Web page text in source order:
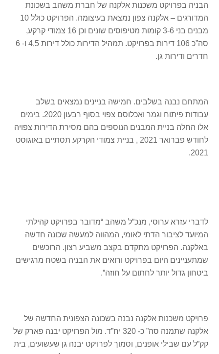
הבניה בפרויקט משכנות אלקנה של חברת משהב בשכונת
המדורגים – אלקנה צפון נמצאת בעיצומה. הפרויקט כולל 10
מבנים בני 3-6 קומות מטיפוסים שונים וכן 16 צמודי קרקע,
סה”כ 106 דירות בפרויקט. תמהיל הדירות כולל דירות 4,5 ו- 6
חדרים ודירות גן.
המתחם נבנה בשלבים. חמישה בניינים נמצאים בשלב
עבודות פיתוח וגמר ואכלוסם צפוי בסוף רבעון 2020. בימים
אלו החלה בניית המבנים הנוספים בהם מסירת הדירות צפויה
לחודש פברואר 2021 , בניית צמודי הקרקע תסתיים באוגוסט
2021.
לדברי עזרא ערוסי, מנכ”ל משהב “מדובר בפרויקט קהילתי
המיועד לציבור הדתי לאומי, המהווה למעשה שכונה חדשה
באלקנה. הפרויקט מתקדם בקצב משביע רצון. הרוכשים
שמתעניינים היום בפרויקט ורואים את הבניה בשטח מרגישים
ביטחון גדול יותר לחתום על חוזה”.
פרויקט משכנות אלקנה נבנה בשכונה הצפונית החדשה של
אלקנה שתמנה סה” כ- 320 יח”ד. מול הפרויקט יבנה פארק של
קק”ל עם שבילי אופנים, וסמוך לפרויקט יבנה גן שעשועים, בית